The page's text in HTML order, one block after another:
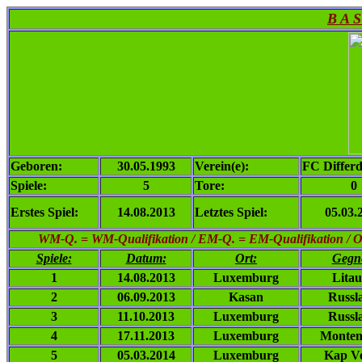
B A
Geboren: 30.05.1993 Verein(e):
FC
Spiele:
5 Tore:
0
Erstes Spiel:
14.08.2013 Letztes Spiel:
WM-Q. = WM-Qualifikation / EM-Q. = EM-Qualifikation /
Spiele:
Datum: Ort:
1
14.08.2013 Luxemburg
2
06.09.2013 Kasan
3
11.10.2013 Luxemburg
4
17.11.2013 Luxemburg
5
05.03.2014 Luxemburg Kap